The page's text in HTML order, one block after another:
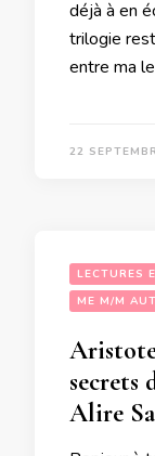
déjà à en
trilogie
entre ma
22
LECTURES
ME M/M
secrets
Alire